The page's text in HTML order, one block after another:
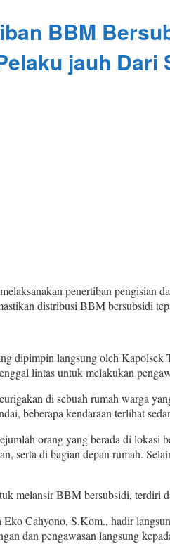
BBM
jauh Dari
penertiban
distribusi BBM bersubsidi
dipimpin langsung oleh
lintas untuk melakukan
di sebuah rumah warga
beberapa kendaraan terlihat
orang yang berada di
serta di bagian depan rumah.
melansir BBM bersubsidi, terdiri
Cahyono, S.Kom., hadir
dan pengawasan langsung